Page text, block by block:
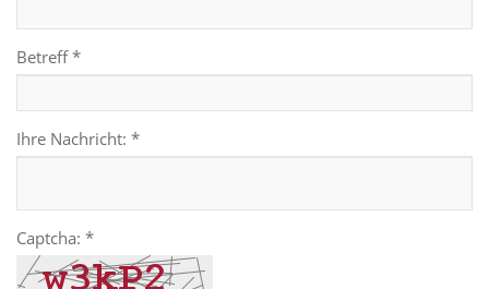
Betreff *
Ihre Nachricht: *
Captcha: *